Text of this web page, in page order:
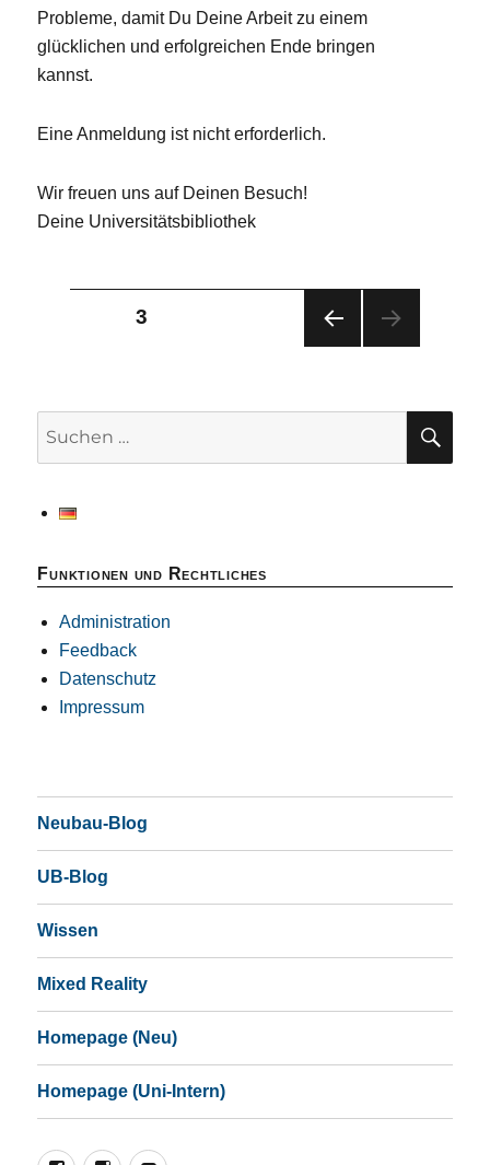
Probleme, damit Du Deine Arbeit zu einem
glücklichen und erfolgreichen Ende bringen
kannst.
Eine Anmeldung ist nicht erforderlich.
Wir freuen uns auf Deinen Besuch!
Deine Universitätsbibliothek
Seitennummerierung
Beiträge
SEIT
SEITE3
Funktionen und Rechtliches
Administration
Feedback
Datenschutz
Impressum
Neubau-Blog
UB-Blog
Wissen
Mixed Reality
Homepage (Neu)
Homepage (Uni-Intern)